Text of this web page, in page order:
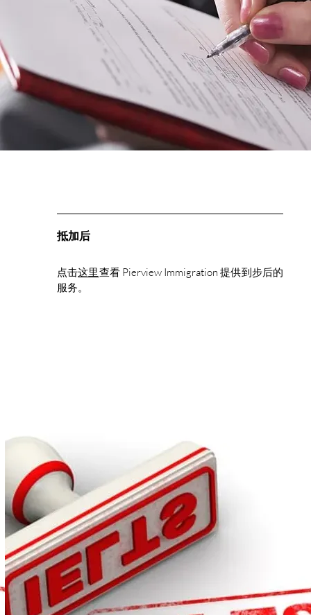
抵加后
点击这里查看 Pierview Immigration 提供到步后的
服务。